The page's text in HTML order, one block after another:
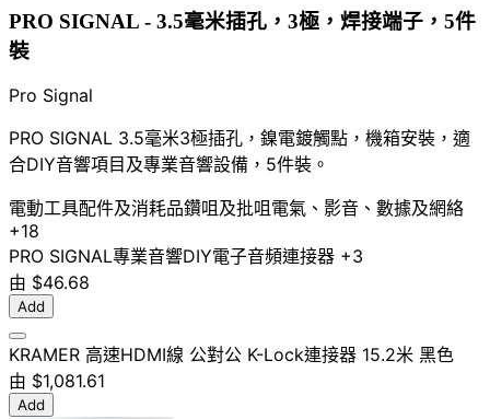
PRO SIGNAL - 3.5毫米插孔，3極，焊接端子，5件
裝
Pro Signal
PRO SIGNAL 3.5毫米3極插孔，鎳電鍍觸點，機箱安裝，適
合DIY音響項目及專業音響設備，5件裝。
電動工具配件及消耗品鑽咀及批咀電氣、影音、數據及網絡
+18
PRO SIGNAL專業音響DIY電子音頻連接器 +3
由 $46.68
Add
KRAMER 高速HDMI線 公對公 K-Lock連接器 15.2米 黑色
由 $1,081.61
Add